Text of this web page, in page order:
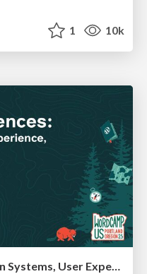
1 10k
Building Experiences: Design Systems, User Experience, and Full Site Editing